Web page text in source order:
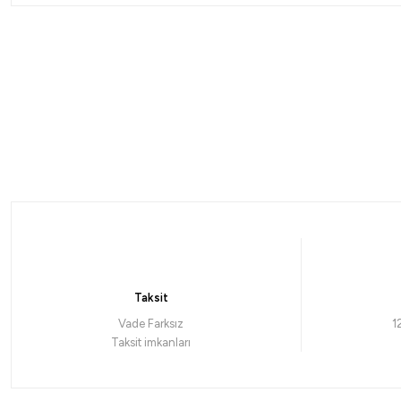
Taksit
Vade Farksız
Taksit imkanları